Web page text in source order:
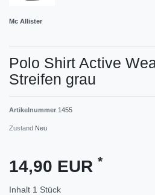
Mc Allister
Polo Shirt Active
Streifen grau
Artikelnummer 1455
Zustand Neu
14,90 EUR *
Inhalt 1 Stück